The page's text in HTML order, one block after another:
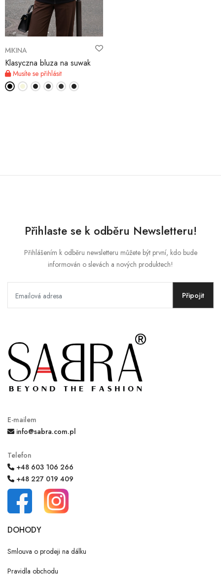
MŮJ ÚČET
Jazyk
Měnová jednotka
MIKINA
Klasyczna bluza na suwak
Musíte se přihlásit
Přihlaste se k odběru Newsletteru!
Přihlášením k odběru newsletteru můžete být první, kdo bude
informován o slevách a nových produktech!
Připojit
E-mailem
info@sabra.com.pl
Telefon
+48 603 106 266
+48 227 019 409
DOHODY
Smlouva o prodeji na dálku
Pravidla obchodu